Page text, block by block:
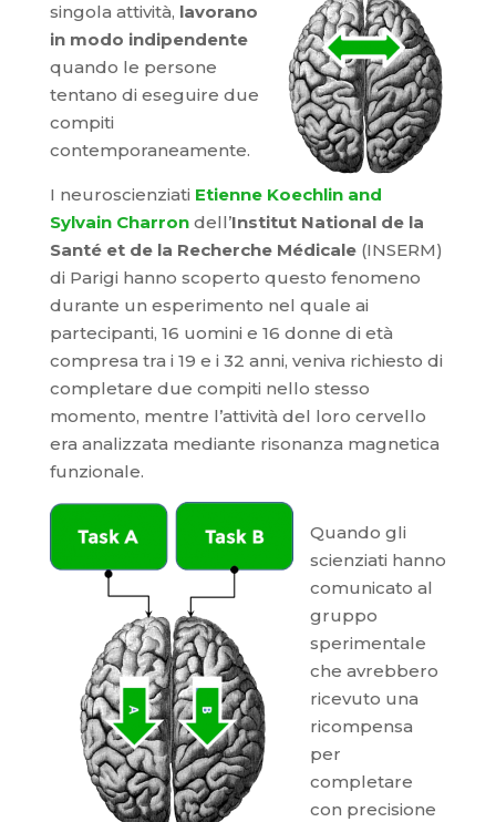
singola attività, lavorano
in modo indipendente
quando le persone
tentano di eseguire due
compiti
contemporaneamente.
I neuroscienziati Etienne Koechlin and
Sylvain Charron dell’Institut National de la
Santé et de la Recherche Médicale(INSERM)
di Parigi hanno scoperto questo fenomeno
durante un esperimento nel quale ai
partecipanti, 16 uomini e 16 donne di età
compresa tra i 19 e i 32 anni, veniva richiesto di
completare due compiti nello stesso
momento, mentre l’attività del loro cervello
era analizzata mediante risonanza magnetica
funzionale.
Quando gli
scienziati hanno
comunicato al
gruppo
sperimentale
che avrebbero
ricevuto una
ricompensa
per
completare
con precisione